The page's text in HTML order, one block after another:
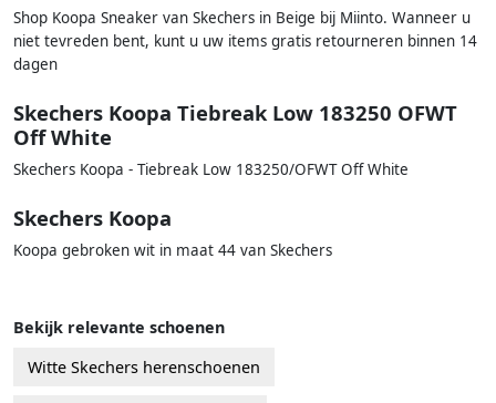
Shop Koopa Sneaker van Skechers in Beige bij Miinto. Wanneer u
niet tevreden bent, kunt u uw items gratis retourneren binnen 14
dagen
Skechers Koopa Tiebreak Low 183250 OFWT
Off White
Skechers Koopa - Tiebreak Low 183250/OFWT Off White
Skechers Koopa
Koopa gebroken wit in maat 44 van Skechers
Bekijk relevante schoenen
Witte Skechers herenschoenen